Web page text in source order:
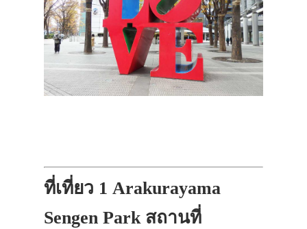
ที่เที่ยว 1 Arakurayama
Sengen Park สถานที่